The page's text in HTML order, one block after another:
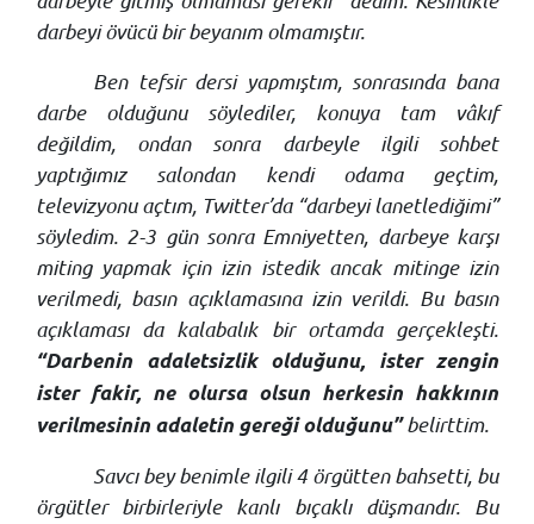
darbeyi övücü bir beyanım olmamıştır.
Ben tefsir dersi yapmıştım, sonrasında bana
darbe olduğunu söylediler, konuya tam vâkıf
değildim, ondan sonra darbeyle ilgili sohbet
yaptığımız salondan kendi odama geçtim,
televizyonu açtım, Twitter’da “darbeyi lanetlediğimi”
söyledim. 2-3 gün sonra Emniyetten, darbeye karşı
miting yapmak için izin istedik ancak mitinge izin
verilmedi, basın açıklamasına izin verildi. Bu basın
açıklaması da kalabalık bir ortamda gerçekleşti.
“Darbenin adaletsizlik olduğunu, ister zengin
ister fakir, ne olursa olsun herkesin hakkının
verilmesinin adaletin gereği olduğunu”belirttim.
Savcı bey benimle ilgili 4 örgütten bahsetti, bu
örgütler birbirleriyle kanlı bıçaklı düşmandır. Bu